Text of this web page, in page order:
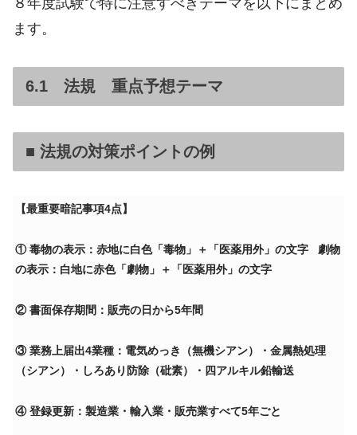
８年度試験で特に注意すべきテーマを以下にまとめ
ます。
6.1 法規 重点予想テーマ
■ 法規の対策ポイントの例
【最重要暗記事項4点】
① 毒物の表示：赤地に白色「毒物」＋「医薬用外」の文字 劇物
の表示：白地に赤色「劇物」＋「医薬用外」の文字
② 書面保存期間：販売の日から5年間
③ 業務上届出4業種：電気めっき（無機シアン）・金属熱処理
（シアン）・しろあり防除（砒素）・四アルキル鉛輸送
④ 登録更新：製造業・輸入業・販売業すべて5年ごと